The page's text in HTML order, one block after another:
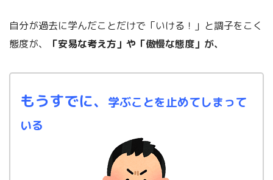
自分が過去に学んだことだけで「いける！」と調子をこく
態度が、
「安易な考え方」や「傲慢な態度」が、
もうすでに、 学ぶことを止めてしまって
いる